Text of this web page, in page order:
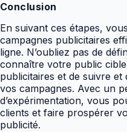
Conclusion
En suivant ces étapes,
campagnes publicitaires
ligne. N’oubliez pas de
connaître votre public
publicitaires et de suivre et
vos campagnes. Avec un
d’expérimentation, vous
clients et faire prospérer
publicité.